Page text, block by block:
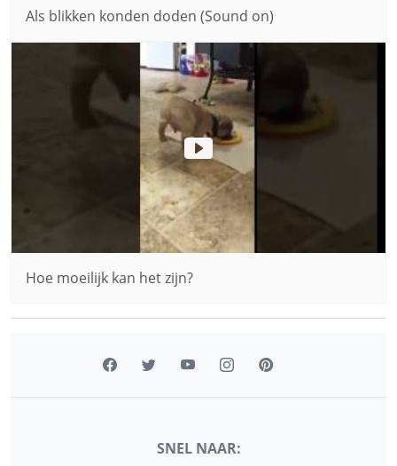
Als blikken konden doden (Sound on)
Hoe moeilijk kan het zijn?
SNEL NAAR: